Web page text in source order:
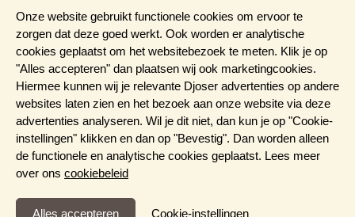
Meer weten?
Brochure aanvragen
Presentaties en Infodagen
Aanmelden nieuwsbrief
Onze website gebruikt functionele cookies om ervoor te
zorgen dat deze goed werkt. Ook worden er analytische
cookies geplaatst om het websitebezoek te meten. Klik je op
"Alles accepteren" dan plaatsen wij ook marketingcookies.
Hiermee kunnen wij je relevante Djoser advertenties op andere
websites laten zien en het bezoek aan onze website via deze
advertenties analyseren. Wil je dit niet, dan kun je op "Cookie-
instellingen" klikken en dan op "Bevestig". Dan worden alleen
de functionele en analytische cookies geplaatst. Lees meer
over ons cookiebeleid
Cookie-instellingen